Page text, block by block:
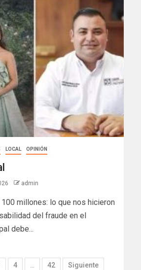
LOCAL OPINIÓN
admin
100 millones: lo que nos hicieron
del fraude en el
debe...
4 … 42 Siguiente